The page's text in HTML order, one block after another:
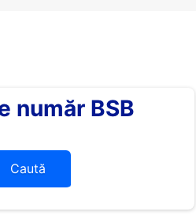
număr BSB
Caută